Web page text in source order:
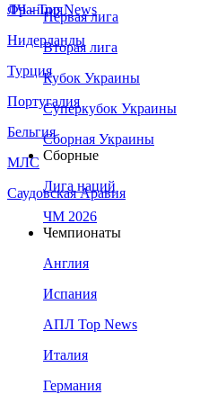
Франция
Нидерланды
Турция
Португалия
Бельгия
МЛС
Саудовская Аравия
ЛЧ - Top News
Первая лига
Вторая лига
Кубок Украины
Суперкубок Украины
Сборная Украины
Сборные
Лига наций
ЧМ 2026
Чемпионаты
Англия
Испания
АПЛ Top News
Италия
Германия